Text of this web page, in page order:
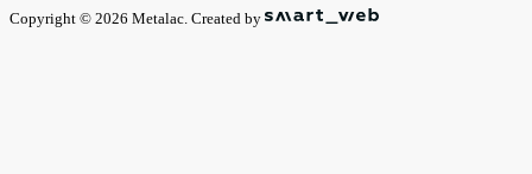
Copyright © 2026 Metalac. Created by